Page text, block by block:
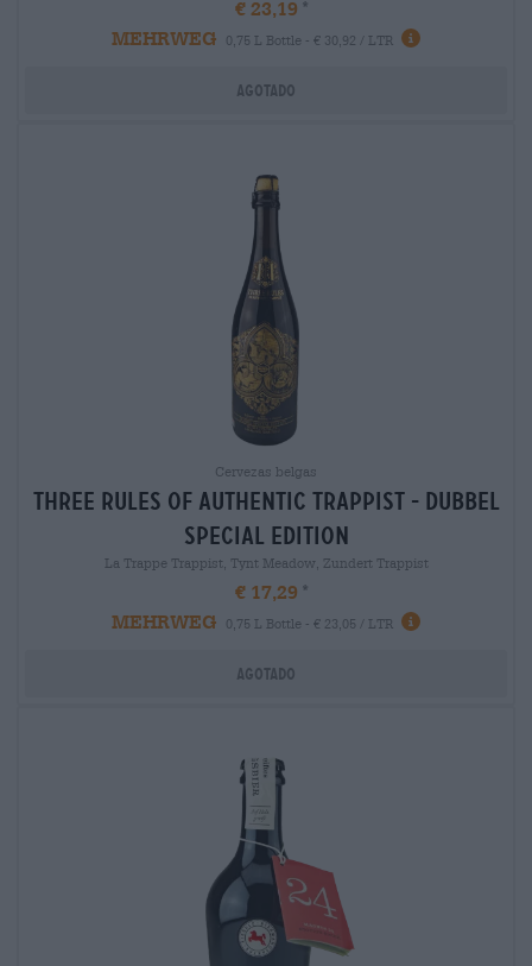
€ 23,19
MEHRWEG
0,75 L Bottle - € 30,92 / LTR
Agotado
Cervezas belgas
three rules of authentic trappist - dubbel
special edition
La Trappe Trappist, Tynt Meadow, Zundert Trappist
€ 17,29
MEHRWEG
0,75 L Bottle - € 23,05 / LTR
Agotado